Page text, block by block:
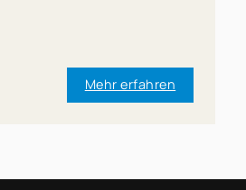
Mehr erfahren